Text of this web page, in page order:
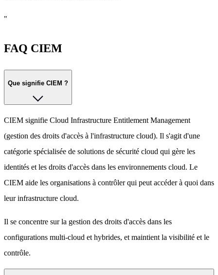
"
FAQ CIEM
Que signifie CIEM ?
CIEM signifie Cloud Infrastructure Entitlement Management
(gestion des droits d'accès à l'infrastructure cloud). Il s'agit d'une
catégorie spécialisée de solutions de sécurité cloud qui gère les
identités et les droits d'accès dans les environnements cloud. Le
CIEM aide les organisations à contrôler qui peut accéder à quoi dans
leur infrastructure cloud.
Il se concentre sur la gestion des droits d'accès dans les
configurations multi-cloud et hybrides, et maintient la visibilité et le
contrôle.